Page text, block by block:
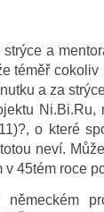
a
téměř
a za
Ni.Bi.Ru,
o které
neví.
45tém roce